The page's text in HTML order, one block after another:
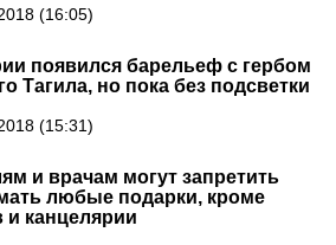
(16:05)
появился барельеф с гербом
Тагила, но пока без подсветки
(15:31)
и врачам могут запретить
любые подарки, кроме
и канцелярии